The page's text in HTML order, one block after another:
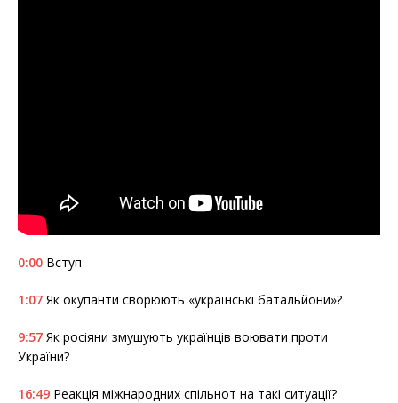
0:00 Вступ
1:07 Як окупанти сворюють «українські батальйони»?
9:57 Як росіяни змушують українців воювати проти
України?
16:49 Реакція міжнародних спільнот на такі ситуації?